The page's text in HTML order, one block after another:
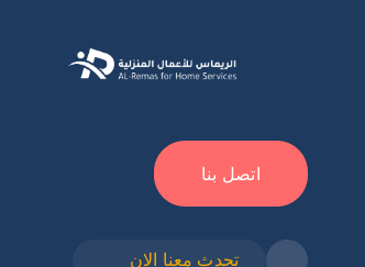
اتصل بنا
تحدث معنا الان